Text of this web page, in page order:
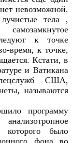
невозможной.
тела ,
к точке
время, к точке,
Кстати, в
и Ватикана
США,
называются
программу
которого было
фона во